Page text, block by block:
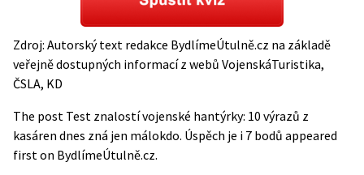
Zdroj: Autorský text redakce BydlímeÚtulně.cz na základě
veřejně dostupných informací z webů VojenskáTuristika,
ČSLA, KD
The post Test znalostí vojenské hantýrky: 10 výrazů z
kasáren dnes zná jen málokdo. Úspěch je i 7 bodů appeared
first on BydlímeÚtulně.cz.